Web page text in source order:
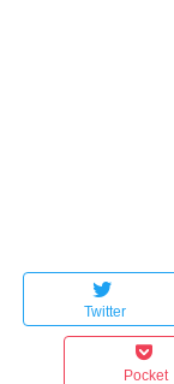
Twitter
Pocket